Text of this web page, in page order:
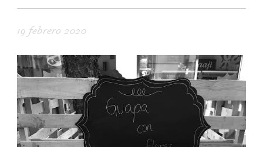
19 febrero 2020